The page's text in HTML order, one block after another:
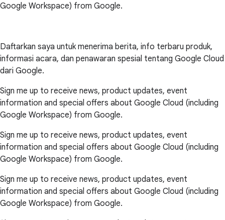
Google Workspace) from Google.
Daftarkan saya untuk menerima berita, info terbaru produk,
informasi acara, dan penawaran spesial tentang Google Cloud
dari Google.
Sign me up to receive news, product updates, event
information and special offers about Google Cloud (including
Google Workspace) from Google.
Sign me up to receive news, product updates, event
information and special offers about Google Cloud (including
Google Workspace) from Google.
Sign me up to receive news, product updates, event
information and special offers about Google Cloud (including
Google Workspace) from Google.